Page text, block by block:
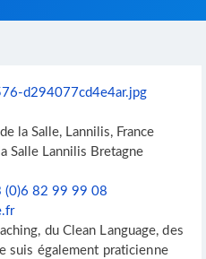
la Salle, Lannilis, France
Salle Lannilis Bretagne
(0)6 82 99 99 08
du Clean Language, des
suis également praticienne